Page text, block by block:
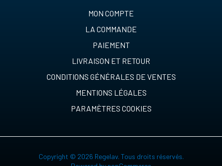
MON COMPTE
LA COMMANDE
PAIEMENT
LIVRAISON ET RETOUR
CONDITIONS GÉNÉRALES DE VENTES
MENTIONS LÉGALES
PARAMÈTRES COOKIES
Copyright © 2026 Regelav. Tous droits réservés.